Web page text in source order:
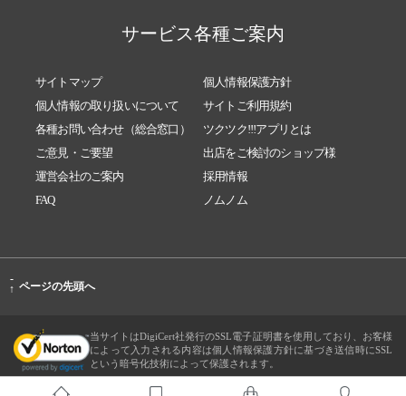
サービス各種ご案内
サイトマップ
個人情報保護方針
個人情報の取り扱いについて
サイトご利用規約
各種お問い合わせ（総合窓口）
ツクツク!!!アプリとは
ご意見・ご要望
出店をご検討のショップ様
運営会社のご案内
採用情報
FAQ
ノムノム
-
↑ ページの先頭へ
当サイトはDigiCert社発行のSSL電子証明書を使用しており、お客様
によって入力される内容は個人情報保護方針に基づき送信時にSSL
という暗号化技術によって保護されます。